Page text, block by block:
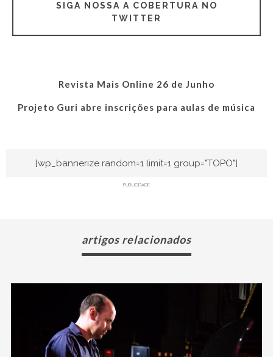
SIGA NOSSA A COBERTURA NO
TWITTER
Revista Mais Online 26 de Junho
Projeto Guri abre inscrições para aulas de música
[wp_bannerize random=1 limit=1 group="TOPO"]
PUBLICIDADE
artigos relacionados